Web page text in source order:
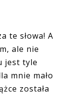
te słowa! A
ale nie
jest tyle
mnie mało
została